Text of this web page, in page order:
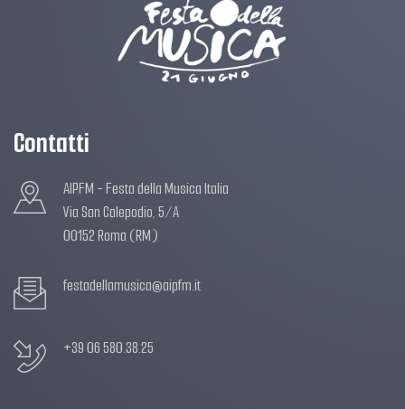
Contatti
AIPFM - Festa della Musica Italia
Via San Calepodio, 5/A
00152 Roma (RM)
festadellamusica@aipfm.it
+39 06 580.38.25